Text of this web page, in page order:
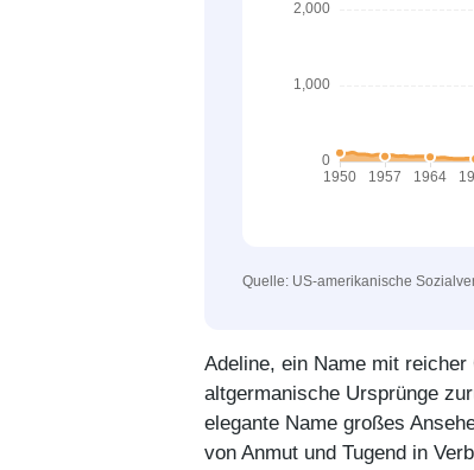
Quelle: US-amerikanische
Adeline, ein Name mit
altgermanische Ursprünge
elegante Name großes
von Anmut und Tugend in